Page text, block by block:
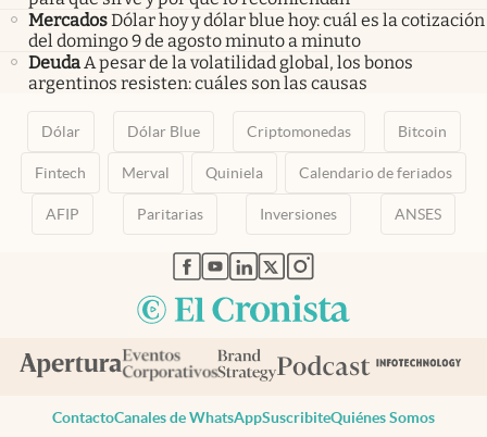
MercadosDólar hoy y dólar blue hoy: cuál es la cotización
del domingo 9 de agosto minuto a minuto
Deuda A pesar de la volatilidad global, los bonos
argentinos resisten: cuáles son las causas
Dólar Dólar Blue Criptomonedas Bitcoin
Fintech Merval Quiniela Calendario de feriados
AFIP Paritarias Inversiones ANSES
abre en nueva pestaña
abre en nueva pestaña
abre en nueva pestaña
abre en nueva pestaña
abre en nueva pestaña
ContactoCanales de WhatsAppSuscribiteQuiénes Somos